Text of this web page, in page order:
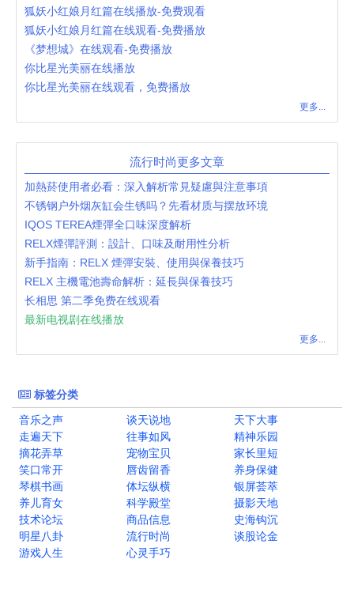
狐妖小红娘月红篇在线播放-免费观看
狐妖小红娘月红篇在线观看-免费播放
《梦想城》在线观看-免费播放
你比星光美丽在线播放
你比星光美丽在线观看，免费播放
更多...
流行时尚更多文章
加熱菸使用者必看：深入解析常見疑慮與注意事項
不锈钢户外烟灰缸会生锈吗？先看材质与摆放环境
IQOS TEREA煙彈全口味深度解析
RELX煙彈評測：設計、口味及耐用性分析
新手指南：RELX 煙彈安裝、使用與保養技巧
RELX 主機電池壽命解析：延長與保養技巧
长相思 第二季免费在线观看
最新电视剧在线播放
更多...
标签分类
音乐之声
谈天说地
天下大事
走遍天下
往事如风
精神乐园
摘花弄草
宠物宝贝
家长里短
笑口常开
唇齿留香
养身保健
琴棋书画
体坛纵横
银屏荟萃
养儿育女
科学殿堂
摄影天地
技术论坛
商品信息
史海钩沉
明星八卦
流行时尚
谈股论金
游戏人生
心灵手巧